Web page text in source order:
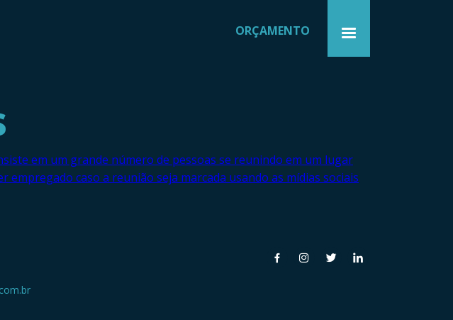
ORÇAMENTO
em um grande número de pessoas se reunindo em um lugar
caso a reunião seja marcada usando as mídias sociais